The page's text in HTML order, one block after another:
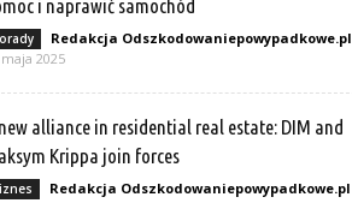
i naprawić samochód
Redakcja Odszkodowaniepowypadkowe.pl
2025
alliance in residential real estate: DIM and
Krippa join forces
Redakcja Odszkodowaniepowypadkowe.pl